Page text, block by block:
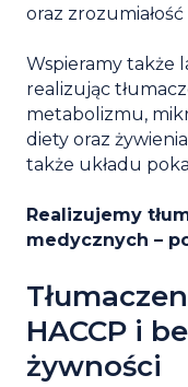
oraz
Wspieramy także
realizując
metabolizmu,
diety oraz
także układu
Realizujemy
medycznych –
HACCP i
żywności